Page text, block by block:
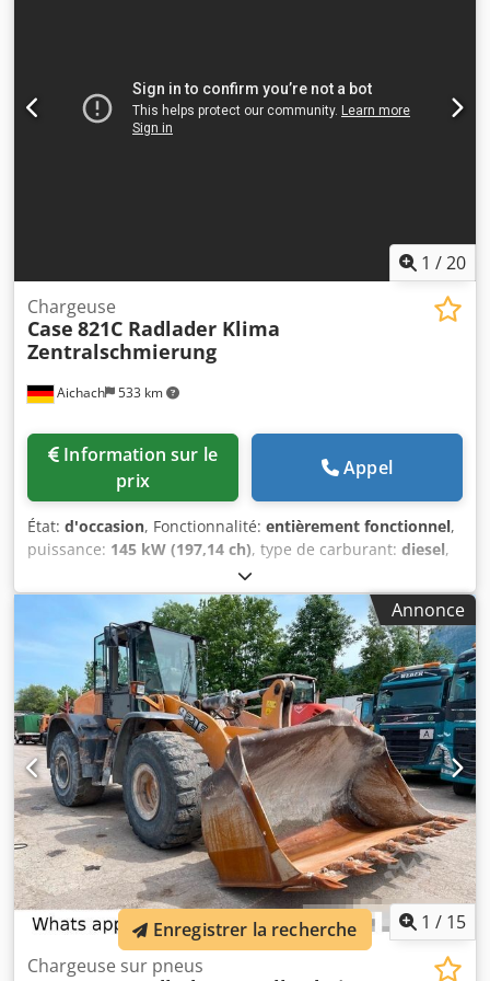
1 /20
Aichach 533 km
Chargeuse
Case 821C Radlader Klima
Zentralschmierung
prix
Appel
État: d'occasion, Fonctionnalité: entièrement fonctionnel,
puissance: 145 kW (197,14 ch), type de carburant: diesel,
, poids en ordre de marche:
de construction:2000, heures de fonctionnement:8 000 h,
Équipement:cabine, climatisation, système de graissage
centralisé, Chargeuse sur pneus Case 821C Dkjdpfsy Uxt
Ssx Apcor Année de fabrication : 2000 8 000 heures 145 kW
env. 18 000 kg Climatisation Graissage centralisé Pneus
23,5R25
Annonce
1 / 15
Chargeuse sur pneus
Enregistrer la recherche